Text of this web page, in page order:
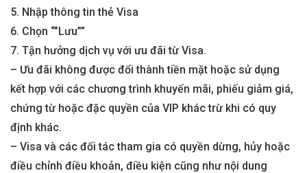
5. Nhập thông tin thẻ Visa
6. Chọn “”Lưu””
7. Tận hưởng dịch vụ với ưu đãi từ Visa.
– Ưu đãi không được đổi thành tiền mặt hoặc sử dụng
kết hợp với các chương trình khuyến mãi, phiếu giảm giá,
chứng từ hoặc đặc quyền của VIP khác trừ khi có quy
định khác.
– Visa và các đối tác tham gia có quyền dừng, hủy hoặc
điều chỉnh điều khoản, điều kiện cũng như nội dung